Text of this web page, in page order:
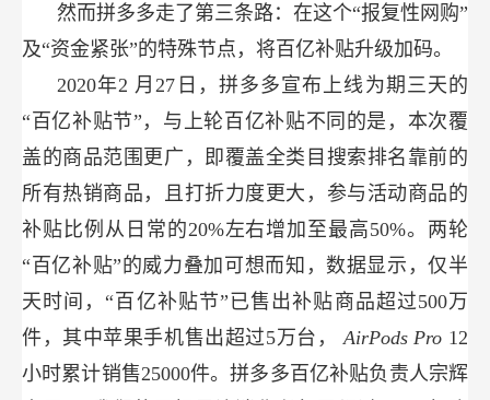
然而拼多多走了第三条路：在这个“报复性网购”
及“资金紧张”的特殊节点，将百亿补贴升级加码。
2020年2 月27日，拼多多宣布上线为期三天的
“百亿补贴节”，与上轮百亿补贴不同的是，本次覆
盖的商品范围更广，即覆盖全类目搜索排名靠前的
所有热销商品，且打折力度更大，参与活动商品的
补贴比例从日常的20%左右增加至最高50%。两轮
“百亿补贴”的威力叠加可想而知，数据显示，仅半
天时间，“百亿补贴节”已售出补贴商品超过500万
件，其中苹果手机售出超过5万台， AirPods Pro 12
小时累计销售25000件。拼多多百亿补贴负责人宗辉